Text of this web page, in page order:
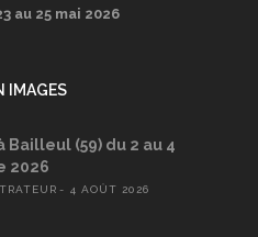
au 25 mai 2026
IMAGES
Bailleul (59) du 2 au 4
2026
4 AOÛT 2026